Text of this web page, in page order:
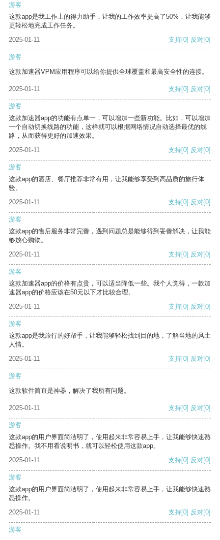
游客
这款app是我工作上的得力助手，让我的工作效率提高了50%，让我能够
更轻松地完成工作任务。
2025-01-11
支持[0] 反对[0]
游客
这款加速器VPM应用程序可以给你提供全球覆盖和最高安全性的连接。
2025-01-11 支持[0] 反对[0]
游客
这款加速器app的功能有点单一，可以增加一些新功能。比如，可以增加
一个自动切换线路的功能，这样就可以根据网络情况自动选择最优的线
路，从而获得更好的加速效果。
2025-01-11
支持[0] 反对[0]
游客
这款app的酒店、餐厅推荐非常有用，让我能够享受到高品质的旅行体
验。
2025-01-11
支持[0] 反对[0]
游客
这款app的售后服务非常完善，遇到问题总是能够得到妥善解决，让我能
够放心购物。
2025-01-11
支持[0] 反对[0]
游客
这款加速器app的价格有点贵，可以适当降低一些。我个人觉得，一款加
速器app的价格应该在50元以下才比较合理。
2025-01-11
支持[0] 反对[0]
游客
这款app是我旅行的好帮手，让我能够轻松找到目的地，了解当地的风土
人情。
2025-01-11
支持[0] 反对[0]
游客
这款软件简直是神器，解决了我所有问题。
2025-01-11 支持[0] 反对[0]
游客
这款app的用户界面简洁明了，使用起来非常容易上手，让我能够快速熟
悉操作。我不用看说明书，就可以轻松使用这款app。
2025-01-11
支持[0] 反对[0]
游客
这款app的用户界面简洁明了，使用起来非常容易上手，让我能够快速熟
悉操作。
2025-01-11
支持[0] 反对[0]
游客